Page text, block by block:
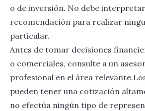
o de inversión. No debe
recomendación para realizar
particular.
Antes de tomar decisiones
o comerciales, consulte a un
profesional en el área
pueden tener una cotización
no efectúa ningún tipo de